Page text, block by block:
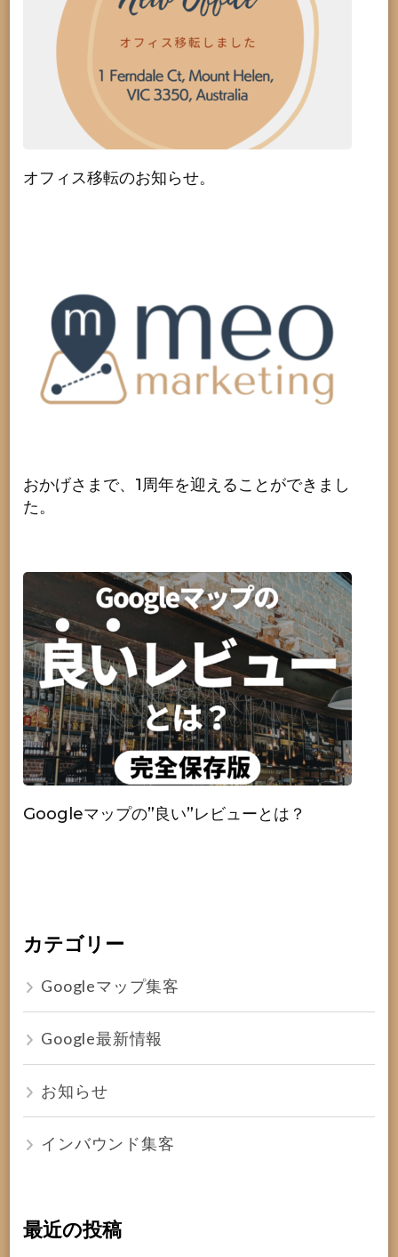
オフィス移転のお知らせ。
おかげさまで、1周年を迎えることができまし
た。
Googleマップの”良い”レビューとは？
カテゴリー
Googleマップ集客
Google最新情報
お知らせ
インバウンド集客
最近の投稿